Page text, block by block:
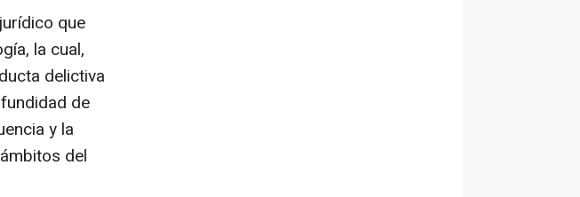
que
la cual,
delictiva
de
y la
del